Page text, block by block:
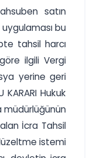
satın
bu
tahsil harcı
ilgili Vergi
yerine geri
Hukuk
müdürlüğünün
İcra Tahsil
istemi